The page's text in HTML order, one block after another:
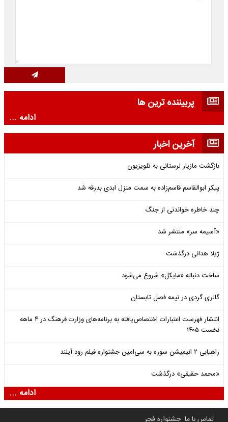
پربیننده ترین ها
ادامه ...
آخرین اخبار
بازگشت مازیار لرستانی به تلویزیون
پیکر ابوالقاسم قاسم‌زاده به سمت منزل ابدی بدرقه شد
چند خاطره خواندنی از جنگ
«آسیمه سر» منتشر شد
ژیلا هدائی درگذشت
ساخت دنباله «مایکل» شروع می‌شود
گالری گردی در نیمه فصل تابستان
انتشار فهرست اعتبارات اختصاص‌یافته به برنامه‌های وزارت فرهنگ در ۴ ماهه
نخست ۱۴۰۵
راهیابی ۲ انیمیشن سوره به سی‌امین جشنواره فیلم رود آیلند
«محمد حقیقی» درگذشت
ادامه ...
تماس با ما جشنواره فجر